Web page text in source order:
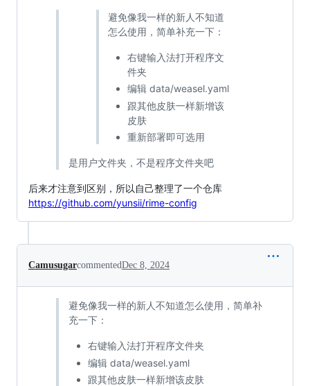
避免像我一样的新人不知道
怎么使用，简单补充一下：
右键输入法打开程序文
件夹
编辑 data/weasel.yaml
跟其他皮肤一样新增该
皮肤
重新部署即可选用
是用户文件夹，不是程序文件夹吧
后来才注意到区别，所以自己整理了一个仓库
https://github.com/yunsii/rime-config
CamusugarcommentedDec 8, 2024
避免像我一样的新人不知道怎么使用，简单补
充一下：
右键输入法打开程序文件夹
编辑 data/weasel.yaml
跟其他皮肤一样新增该皮肤